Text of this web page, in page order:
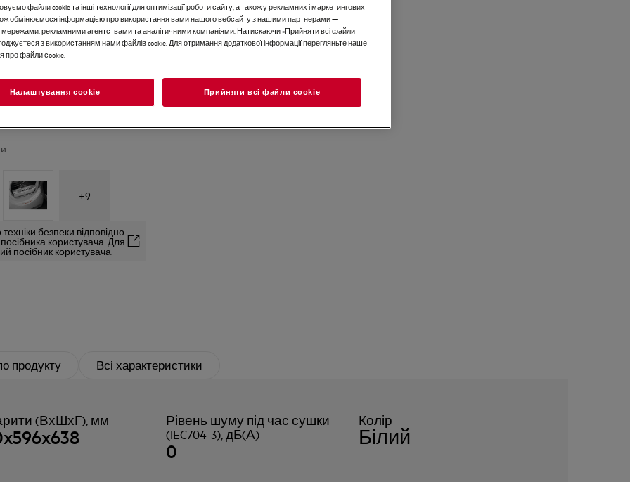
+9
безпеки відповідно
користувача. Для
посібник користувача.
продукту Всі характеристики
(ВхШхГ), мм
Рівень шуму під час сушки
(IEC704-3), дБ(А)
0
Колір
Білий
файли cookie та інші технології для оптимізації роботи сайту, а також у рекламних і маркетингових
обмінюємося інформацією про використання вами нашого вебсайту з нашими партнерами —
рекламними агентствами та аналітичними компаніями. Натискаючи «Прийняти всі файли
з використанням нами файлів cookie. Для отримання додаткової інформації перегляньте наше
про файли сookie.
Налаштування cookie Прийняти всі файли сookie